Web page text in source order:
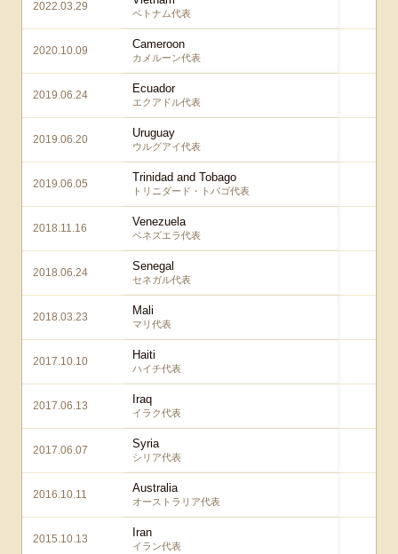
2022.03.29
ベトナム代表
2020.10.09 Cameroon
カメルーン代表
2019.06.24 Ecuador
エクアドル代表
2019.06.20 Uruguay
ウルグアイ代表
2019.06.05 Trinidad and Tobago
トリニダード・トバゴ代表
2018.11.16 Venezuela
ベネズエラ代表
2018.06.24 Senegal
セネガル代表
2018.03.23 Mali
マリ代表
2017.10.10 Haiti
ハイチ代表
2017.06.13 Iraq
イラク代表
2017.06.07 Syria
シリア代表
2016.10.11 Australia
オーストラリア代表
2015.10.13 Iran
イラン代表